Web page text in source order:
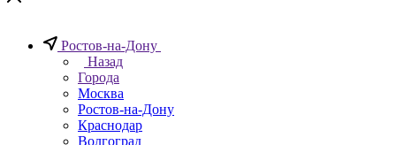
Ростов-на-Дону
Назад
Города
Москва
Ростов-на-Дону
Краснодар
Волгоград